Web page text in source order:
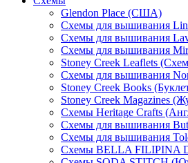
Glendon Place (США)
Схемы для вышивания
Схемы для вышивания
Схемы для вышивания
Stoney Creek Leaflets
Схемы для вышивания
Stoney Creek Books
Stoney Creek Magazines
Схемы Heritage Crafts
Схемы для вышивания
Схемы для вышивания
Схемы BELLA FILIPINA